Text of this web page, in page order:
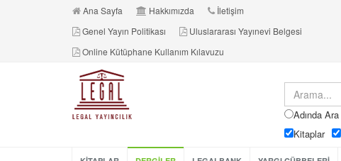
Ana Sayfa Hakkımızda
İletişim
Genel Yayın Politikası
Uluslararası Yayınevi Belgesi
Online Kütüphane Kullanım Kılavuzu
Adında Ara
Kitaplar